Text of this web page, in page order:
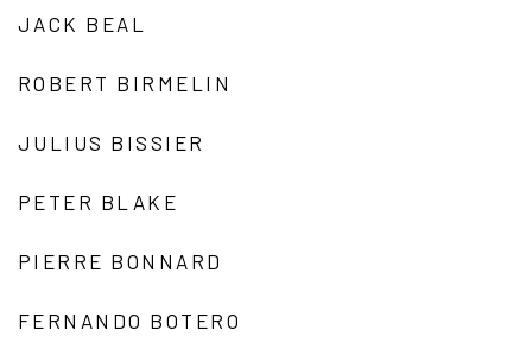
JACK BEAL
ROBERT BIRMELIN
JULIUS BISSIER
PETER BLAKE
PIERRE BONNARD
FERNANDO BOTERO